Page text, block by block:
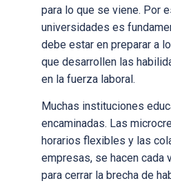
para lo que se viene. Por
universidades es
debe estar en preparar a
que desarrollen las
en la fuerza laboral.
Muchas instituciones
encaminadas. Las
horarios flexibles y las
empresas, se hacen cada
para cerrar la brecha de